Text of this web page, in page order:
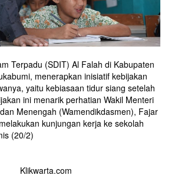
Terpadu (SDIT) Al Falah di Kabupaten
menerapkan inisiatif kebijakan
yaitu kebiasaan tidur siang setelah
ini menarik perhatian Wakil Menteri
Menengah (Wamendikdasmen), Fajar
kunjungan kerja ke sekolah
(20/2)
Klikwarta.com